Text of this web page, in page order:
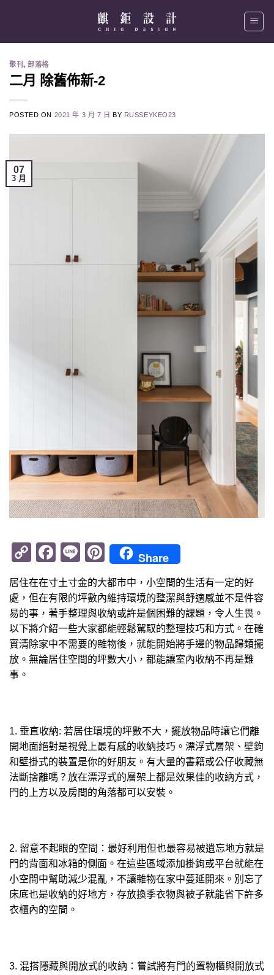
聚刊,部落格
二月 除舊佈新-2
POSTED ON 2021 年 3 月 7 日 BY RUSSEYKEO23
07
3 月
Copy
Link
Facebook
LinePinterest
Share
居住在在寸土寸金的大都市中，小空間的生活有一定的好
處，但在有限的坪數內維持環境的整潔與舒適感並不是件容
易的事，著手整理與收納或許是個困難的課題，令人生畏。
以下將介紹一些大家都能輕鬆駕馭的整理技巧和方式。在確
實清除家中不需要的雜物後，就能開始將手邊的物品歸類擺
放。無論居住空間的坪數大小，都能讓室內收納不再是難
事。
1. 垂直收納: 若居住環境的坪數不大，擺放物品時讓它們離
開地面絕對是視覺上最有感的收納技巧。漂浮式層架、壁鉤
和壁掛式的裝置是你的好朋友。有大量的書籍或公仔收藏無
法斷捨離嗎？放在漂浮式的層架上都是效果佳的收納方式，
門的上方以及房間的角落都可以安裝。
2. 留意不起眼的空間：最好利用但也最容易被遺忘地方就是
門的背面和冰箱的側面。在這些區域添加掛鉤或平台就能在
小空間中幫助減少混亂，不讓雜物在家中蔓延開來。別忘了
床底也是收納的好地方，存放換季衣物與被子就能省下許多
衣櫃內的空間。
3. 混搭隱藏與開放式的收納：嘗試將有門的置物櫃與開放式